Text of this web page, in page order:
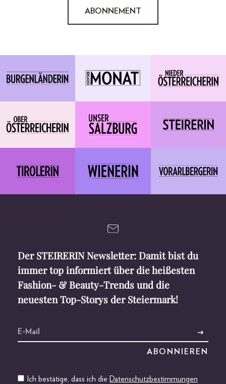
ABONNEMENT
Der STEIRERIN Newsletter: Damit bist du
immer top informiert über die heißesten
Fashion- & Beauty-Trends und die
neuesten Top-Storys der Steiermark!
Ich bestätige, dass ich die Datenschutzbestimmungen